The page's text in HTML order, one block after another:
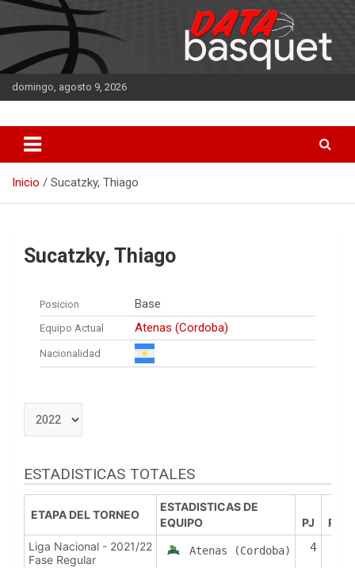
Saltar
al
contenido
domingo, agosto 9, 2026
DATA Basquet
Inicio Sucatzky, Thiago
Sucatzky, Thiago
Posicion Base
Equipo Actual Atenas (Cordoba)
Nacionalidad
ESTADISTICAS TOTALES
ETAPA DEL TORNEO
ESTADISTICAS DE
EQUIPO
PJ
PTS
Liga Nacional - 2021/22
Fase Regular
Atenas (Cordoba) 4